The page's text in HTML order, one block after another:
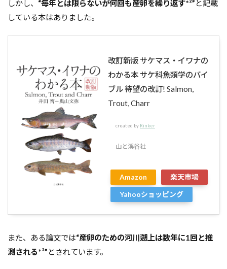
しかし、 “毎年とは限らないが何回も産卵を繰り返す*²” と記載
している本はありました。
改訂新版 サケマス・イワナの
わかる本 サケ科魚類学のバイ
ブル 待望の改訂! Salmon,
Trout, Charr
created by Rinker
山と渓谷社
Amazon
楽天市場
Yahooショッピング
また、ある論文では“産卵のための河川遡上は数年に1回と推
測される*³” とされています。